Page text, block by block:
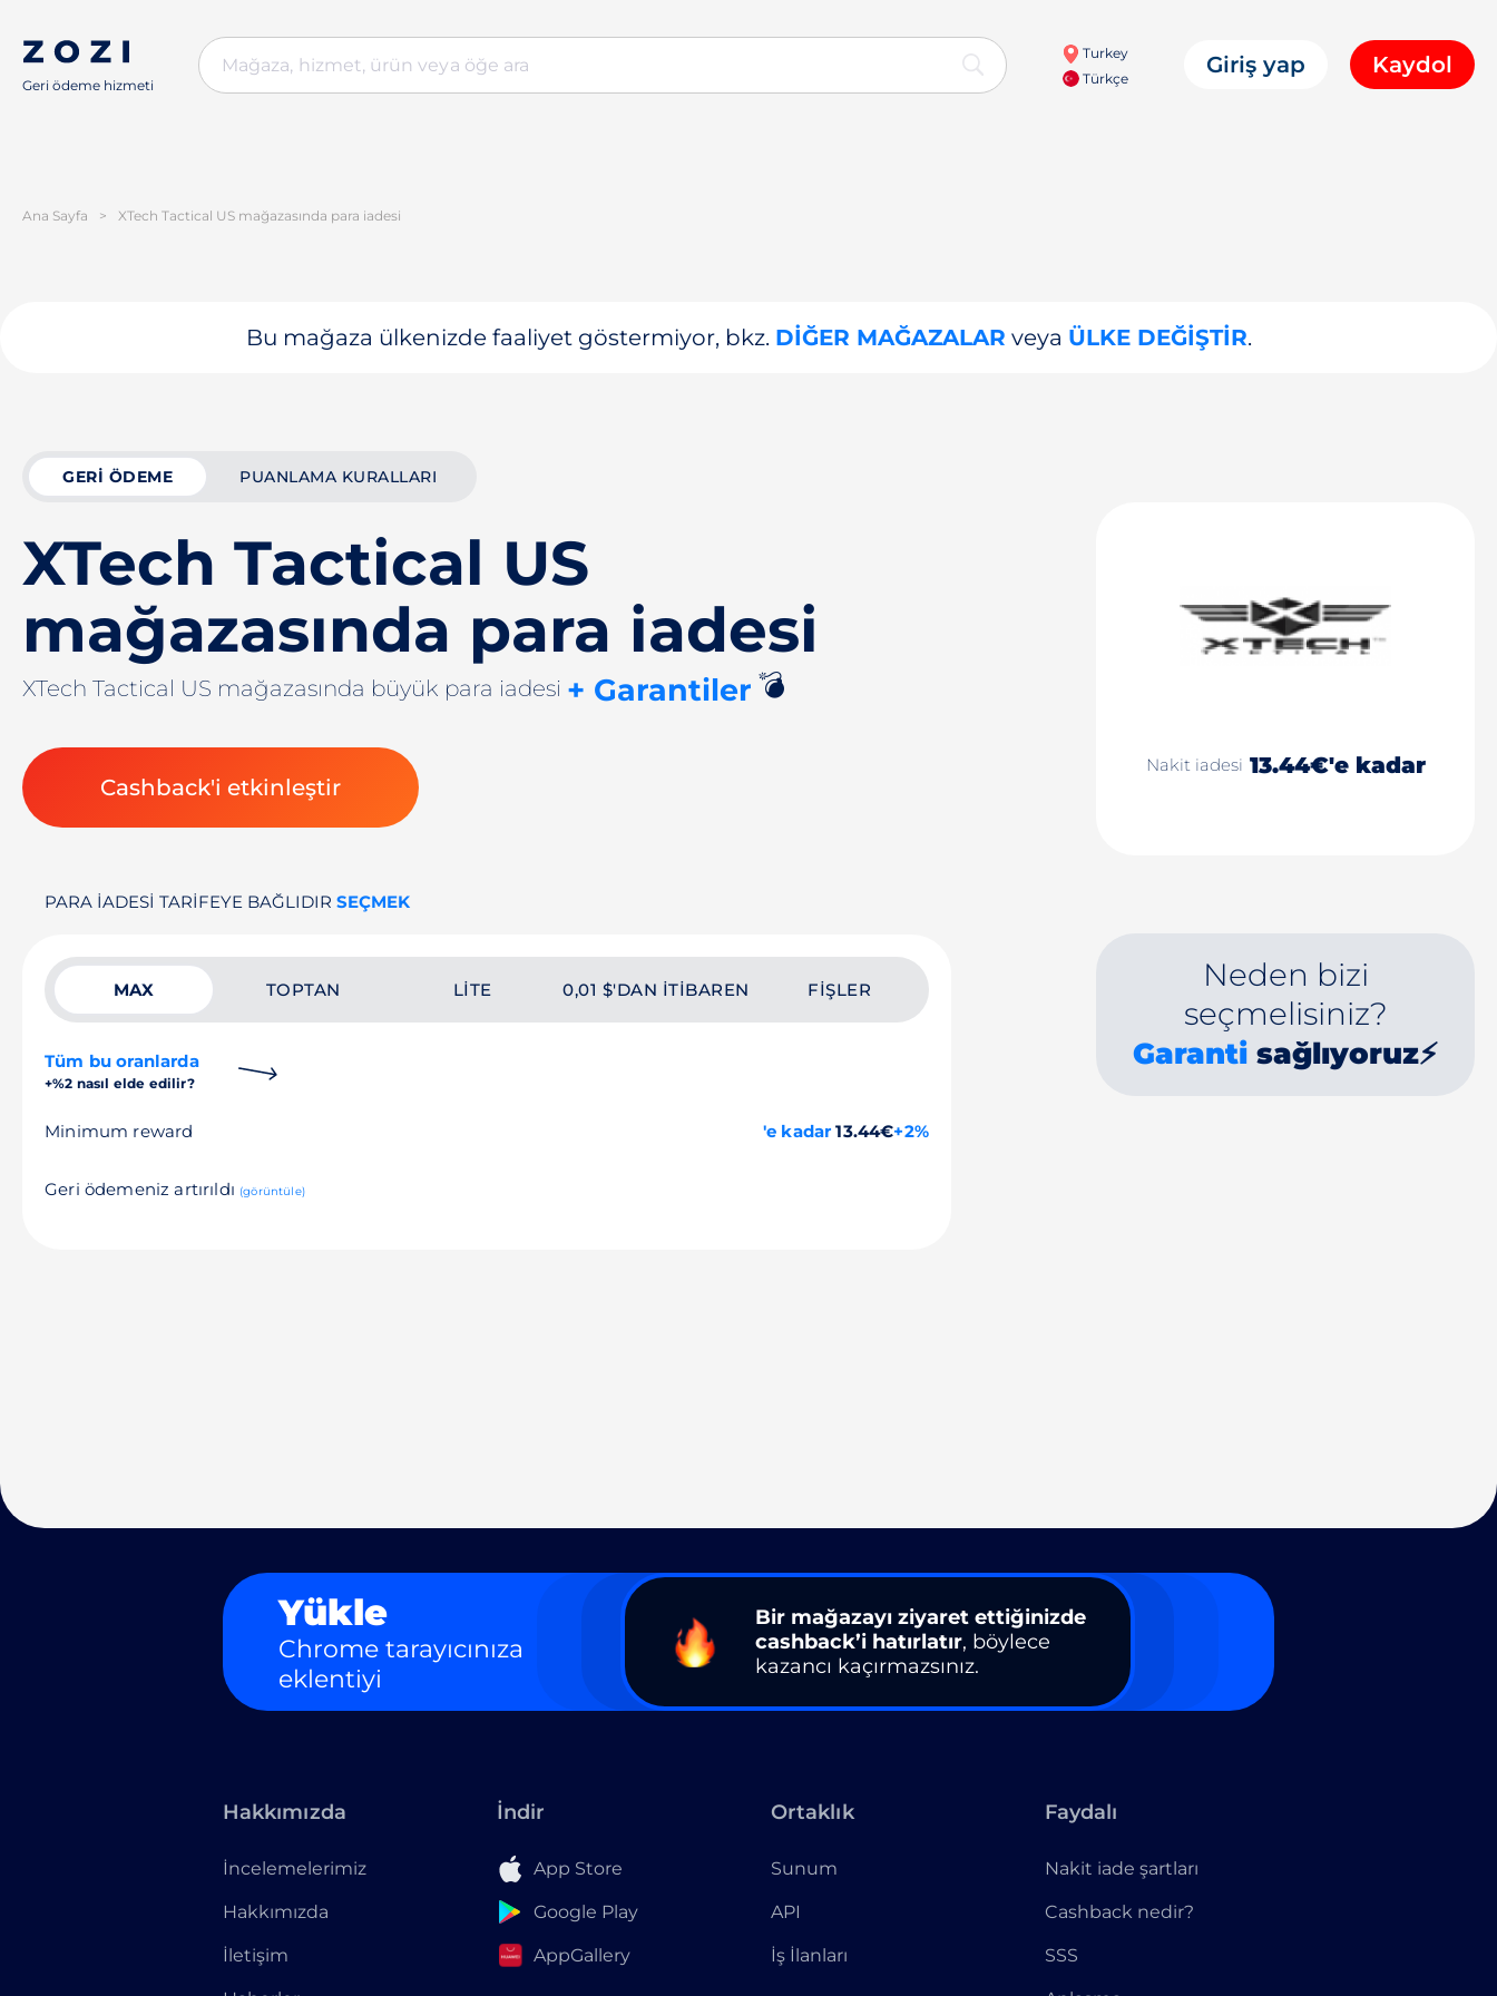
Geri ödeme hizmeti
Turkey
Türkçe
Giriş yap Kaydol
Ana Sayfa > XTech Tactical US mağazasında para iadesi
Bu mağaza ülkenizde faaliyet göstermiyor, bkz. DIĞER MAĞAZALAR veya ÜLKE DEĞIŞTIR.
GERI ÖDEME PUANLAMA KURALLARI
XTech Tactical US
mağazasında para iadesi
XTech Tactical US mağazasında büyük para iadesi + Garantiler 💣
Cashback'i etkinleştir
Nakit iadesi 13.44€'e kadar
PARA IADESI TARIFEYE BAĞLIDIR SEÇMEK
MAX TOPTAN LITE 0,01 $'DAN ITIBAREN FIŞLER
Tüm bu oranlarda
+%2 nasıl elde edilir?
Minimum reward 'e kadar13.44€+2%
Geri ödemeniz artırıldı (görüntüle)
Neden bizi
seçmelisiniz?
Garanti sağlıyoruz⚡
Yükle
Chrome tarayıcınıza
eklentiyi
Bir mağazayı ziyaret ettiğinizde
cashback’i hatırlatır, böylece
kazancı kaçırmazsınız.
Hakkımızda
İncelemelerimiz
Hakkımızda
İletişim
İndir
App Store
Google Play
AppGallery
Ortaklık
Sunum
API
İş İlanları
Faydalı
Nakit iade şartları
Cashback nedir?
SSS